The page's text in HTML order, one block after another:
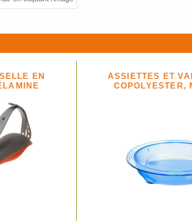
EN
ASSIETTES ET
COPOLYESTER,